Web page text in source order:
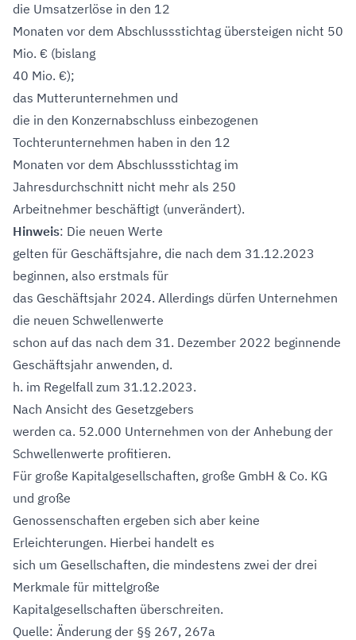
die Umsatzerlöse in den 12
Monaten vor dem Abschlussstichtag übersteigen nicht 50
Mio. € (bislang
40 Mio. €);
das Mutterunternehmen und
die in den Konzernabschluss einbezogenen
Tochterunternehmen haben in den 12
Monaten vor dem Abschlussstichtag im
Jahresdurchschnitt nicht mehr als 250
Arbeitnehmer beschäftigt (unverändert).
Hinweis: Die neuen Werte
gelten für Geschäftsjahre, die nach dem 31.12.2023
beginnen, also erstmals für
das Geschäftsjahr 2024. Allerdings dürfen Unternehmen
die neuen Schwellenwerte
schon auf das nach dem 31. Dezember 2022 beginnende
Geschäftsjahr anwenden, d.
h. im Regelfall zum 31.12.2023.
Nach Ansicht des Gesetzgebers
werden ca. 52.000 Unternehmen von der Anhebung der
Schwellenwerte profitieren.
Für große Kapitalgesellschaften, große GmbH & Co. KG
und große
Genossenschaften ergeben sich aber keine
Erleichterungen. Hierbei handelt es
sich um Gesellschaften, die mindestens zwei der drei
Merkmale für mittelgroße
Kapitalgesellschaften überschreiten.
Quelle: Änderung der §§ 267, 267a